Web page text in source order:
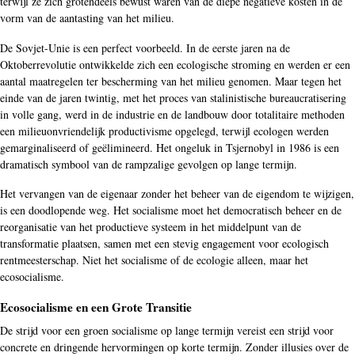
vorm van de aantasting van het milieu.
De Sovjet-Unie is een perfect voorbeeld. In de eerste jaren na de
Oktoberrevolutie ontwikkelde zich een ecologische stroming en werden er een
aantal maatregelen ter bescherming van het milieu genomen. Maar tegen het
einde van de jaren twintig, met het proces van stalinistische bureaucratisering
in volle gang, werd in de industrie en de landbouw door totalitaire methoden
een milieuonvriendelijk productivisme opgelegd, terwijl ecologen werden
gemarginaliseerd of geëlimineerd. Het ongeluk in Tsjernobyl in 1986 is een
dramatisch symbool van de rampzalige gevolgen op lange termijn.
Het vervangen van de eigenaar zonder het beheer van de eigendom te wijzigen,
is een doodlopende weg. Het socialisme moet het democratisch beheer en de
reorganisatie van het productieve systeem in het middelpunt van de
transformatie plaatsen, samen met een stevig engagement voor ecologisch
rentmeesterschap. Niet het socialisme of de ecologie alleen, maar het
ecosocialisme.
Ecosocialisme en een Grote Transitie
De strijd voor een groen socialisme op lange termijn vereist een strijd voor
concrete en dringende hervormingen op korte termijn. Zonder illusies over de